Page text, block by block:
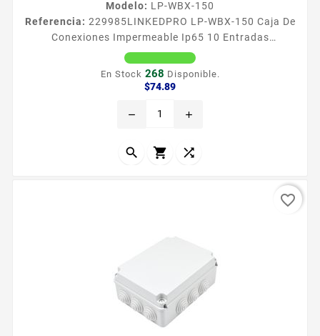
Modelo: LP-WBX-150
Referencia: 229985LINKEDPRO LP-WBX-150 Caja De
Conexiones Impermeable Ip65 10 Entradas
Dimensiones 150 X 110 X 70 Mm Para Instalaciones
Industriales Comerciales Y Resi Caracteriacutesticas
Generales Dimensiones internas 150 x 110 x 70 mm
entradas 10 Grado de proteccioacuten IP65
ABS A prueba de agua y polvo ​...
En Stock 268 Disponible.
$74.89Precio
remove add
  
favorite_border